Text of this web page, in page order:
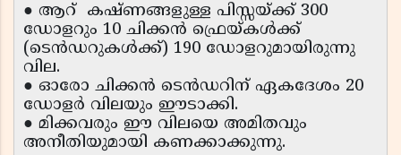
● ആറ് കഷ്ണങ്ങളുള്ള പിസ്സയ്ക്ക് 300
ഡോളറും 10 ചിക്കൻ ഫ്രെയ്‌കൾക്ക്
(ടെൻഡറുകൾക്ക്) 190 ഡോളറുമായിരുന്നു
വില.
● ഓരോ ചിക്കൻ ടെൻഡറിന് ഏകദേശം 20
ഡോളർ വിലയും ഈടാക്കി.
● മിക്കവരും ഈ വിലയെ അമിതവും
അനീതിയുമായി കണക്കാക്കുന്നു.